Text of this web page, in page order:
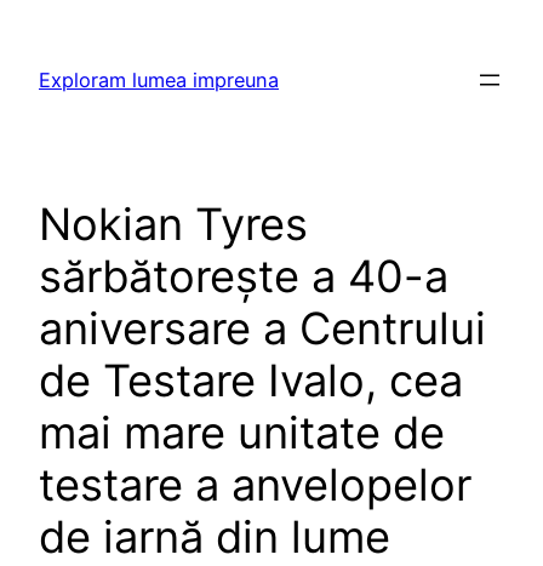
content
Exploram lumea impreuna
Nokian Tyres
sărbătorește a 40-a
aniversare a Centrului
de Testare Ivalo, cea
mai mare unitate de
testare a anvelopelor
de iarnă din lume